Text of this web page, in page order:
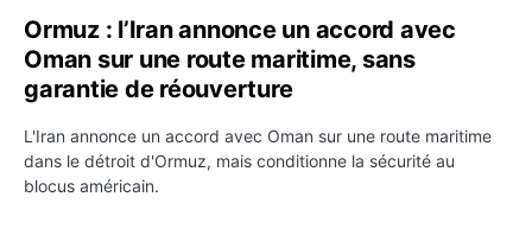
Ormuz : l’Iran annonce un accord avec
Oman sur une route maritime, sans
garantie de réouverture
L'Iran annonce un accord avec Oman sur une route maritime
dans le détroit d'Ormuz, mais conditionne la sécurité au
blocus américain.